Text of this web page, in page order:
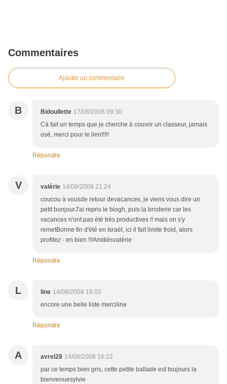
Commentaires
Ajouter un commentaire
B Bidoullette 17/08/2008 09:30
Cà fait un temps que je cherche à couvrir un classeur, jamais
osé, merci pour le lien!!!!!
Répondre
V valérie 14/08/2008 21:24
coucou à vousde retour devacances, je viens vous dire un
petit bonjourJ'ai repris le blogh, puis la broderie car les
vacances n'ont pas été très productives !! mais on s'y
remetBonne fin d'été en Israël, ici il fait limite froid, alors
profitez - en bien !!!Amitiésvalérie
Répondre
L line 14/08/2008 18:02
encore une belle liste merciline
Répondre
A avrel28 14/08/2008 16:22
par ce temps bien gris, cette petite ballade est toujours la
bienvenuesylvie